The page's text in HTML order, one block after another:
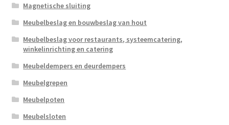
Magnetische sluiting
Meubelbeslag en bouwbeslag van hout
Meubelbeslag voor restaurants, systeemcatering,
winkelinrichting en catering
Meubeldempers en deurdempers
Meubelgrepen
Meubelpoten
Meubelsloten